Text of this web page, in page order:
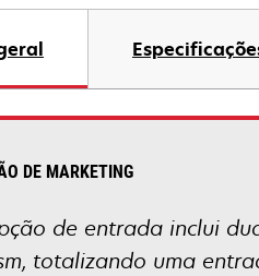
DE MARKETING
de entrada inclui
totalizando uma